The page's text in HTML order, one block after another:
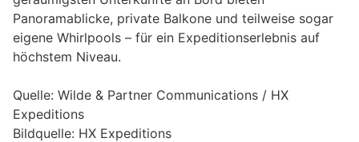
Panoramablicke, private Balkone und teilweise sogar
eigene Whirlpools – für ein Expeditionserlebnis auf
höchstem Niveau.
Quelle: Wilde & Partner Communications / HX
Expeditions
Bildquelle: HX Expeditions